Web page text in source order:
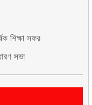
শিক্ষা সফর
সভা